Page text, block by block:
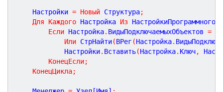
	Настройки
= Новый Структура;
Для
Каждого Настройка Из
Если Настройка. ВидыПодключаемыхОбъектов =
Или СтрНайти(ВРег (Настройка.
			Настройки
. Вставить(Настройка. Ключ,
КонецЕсли;
КонецЦикла;